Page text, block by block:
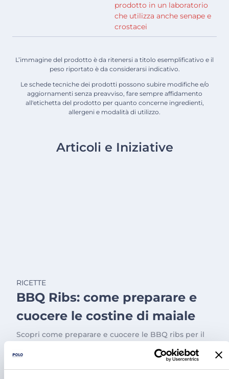
prodotto in un laboratorio
che utilizza anche senape e
crostacei
L’immagine del prodotto è da ritenersi a titolo esemplificativo e il
peso riportato è da considerarsi indicativo.
Le schede tecniche dei prodotti possono subire modifiche e/o
aggiornamenti senza preavviso, fare sempre affidamento
all'etichetta del prodotto per quanto concerne ingredienti,
allergeni e modalità di utilizzo.
Articoli e Iniziative
RICETTE
BBQ Ribs: come preparare e
cuocere le costine di maiale
Scopri come preparare e cuocere le BBQ ribs per il
proposte fresche e precotte nel catalogo Polo.